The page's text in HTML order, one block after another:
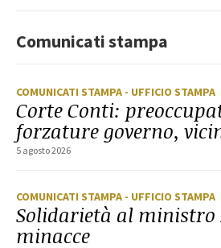
Comunicati stampa
COMUNICATI STAMPA - UFFICIO STAMPA
Corte Conti:
forzature governo,
5 agosto 2026
COMUNICATI STAMPA - UFFICIO STAMPA
Solidarietà al ministro
minacce